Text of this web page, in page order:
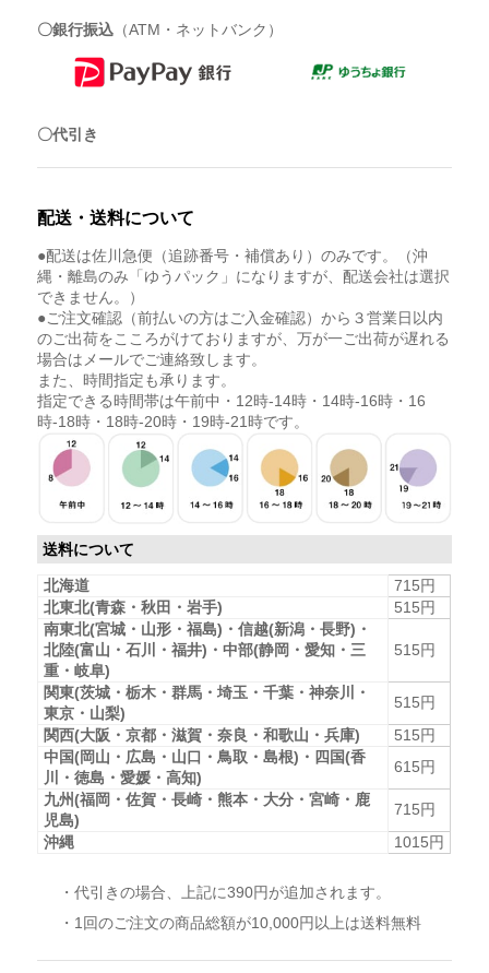
〇銀行振込 （ATM・ネットバンク）
〇代引き
配送・送料について
●配送は佐川急便（追跡番号・補償あり）のみです。（沖
縄・離島のみ「ゆうパック」になりますが、配送会社は選択
できません。）
●ご注文確認（前払いの方はご入金確認）から３営業日以内
のご出荷をこころがけておりますが、万が一ご出荷が遅れる
場合はメールでご連絡致します。
また、時間指定も承ります。
指定できる時間帯は午前中・12時-14時・14時-16時・16
時-18時・18時-20時・19時-21時です。
送料について
北海道
715円
北東北(青森・秋田・岩手)
515円
南東北(宮城・山形・福島)・信越(新潟・長野)・
北陸(富山・石川・福井)・中部(静岡・愛知・三
重・岐阜)
515円
関東(茨城・栃木・群馬・埼玉・千葉・神奈川・
東京・山梨)
515円
関西(大阪・京都・滋賀・奈良・和歌山・兵庫)
515円
中国(岡山・広島・山口・鳥取・島根)・四国(香
川・徳島・愛媛・高知)
615円
九州(福岡・佐賀・長崎・熊本・大分・宮崎・鹿
児島)
715円
沖縄
1015円
・代引きの場合、上記に390円が追加されます。
・1回のご注文の商品総額が10,000円以上は送料無料